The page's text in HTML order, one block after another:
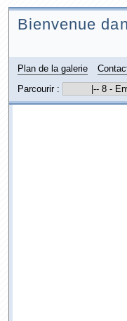
Bienvenue
Plan de la galerie
Parcourir :